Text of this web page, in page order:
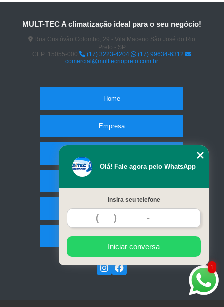
MULT-TEC A climatização ideal para o seu negócio!
Rua Cristóvão Colombo, 29 - Vila Maceno São José do Rio
Preto - SP
CEP: 15055-000
(17) 3223-4204
(17) 99634-6312
comercial@multtecriopreto.com.br
Home
Empresa
Contato
Mapa do site
1
Olá! Fale agora pelo WhatsApp
Insira seu telefone
Iniciar conversa